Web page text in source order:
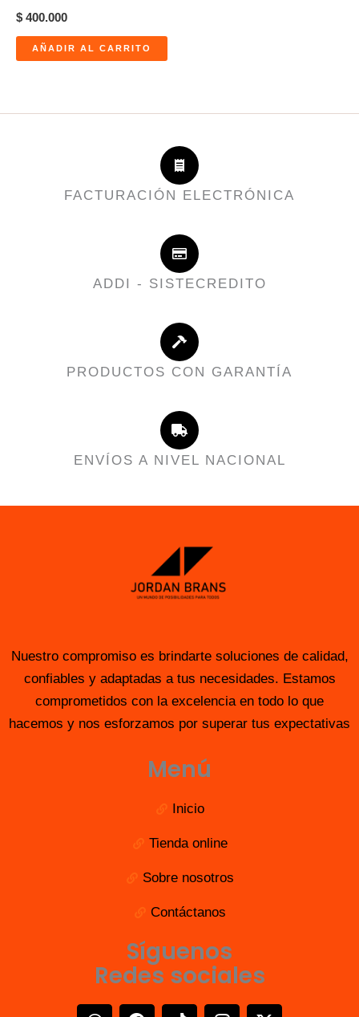
$ 400.000
AÑADIR AL CARRITO
FACTURACIÓN ELECTRÓNICA
ADDI - SISTECREDITO
PRODUCTOS CON GARANTÍA
ENVÍOS A NIVEL NACIONAL
Nuestro compromiso es brindarte soluciones de calidad,
confiables y adaptadas a tus necesidades. Estamos
comprometidos con la excelencia en todo lo que
hacemos y nos esforzamos por superar tus expectativas
Menú
Inicio
Tienda online
Sobre nosotros
Contáctanos
Síguenos
Redes sociales
W F T I X